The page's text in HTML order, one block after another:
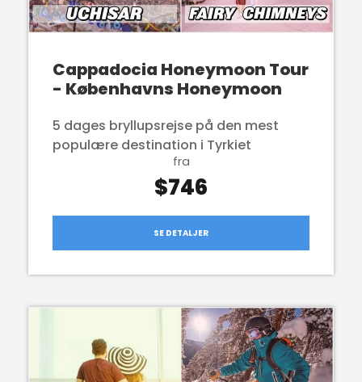
Cappadocia Honeymoon Tour
- Københavns Honeymoon
5 dages bryllupsrejse på den mest
populære destination i Tyrkiet
fra
$746
SE DETALJER